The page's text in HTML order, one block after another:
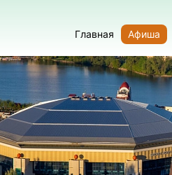
Главная Афиша